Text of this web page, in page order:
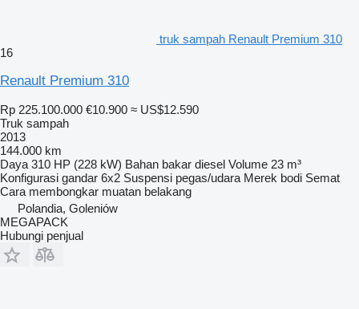
truk sampah Renault Premium 310
16
Renault Premium 310
Rp 225.100.000 €10.900 ≈ US$12.590
Truk sampah
2013
144.000 km
Daya 310 HP (228 kW) Bahan bakar diesel Volume 23 m³
Konfigurasi gandar 6x2 Suspensi pegas/udara Merek bodi Semat
Cara membongkar muatan belakang
Polandia, Goleniów
MEGAPACK
Hubungi penjual